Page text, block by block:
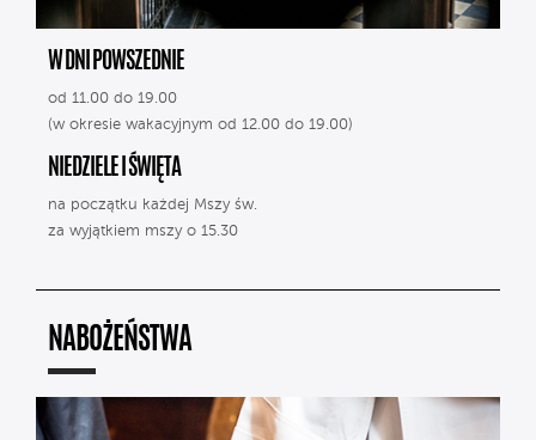
W DNI POWSZEDNIE
od 11.00 do 19.00
(w okresie wakacyjnym od 12.00 do 19.00)
NIEDZIELE I ŚWIĘTA
na początku każdej Mszy św.
za wyjątkiem mszy o 15.30
NABOŻEŃSTWA